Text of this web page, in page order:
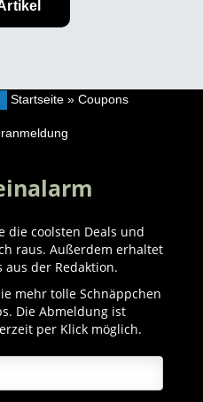
Startseite» Coupons
die coolsten Deals und
raus. Außerdem erhaltet
aus der Redaktion.
mehr tolle Schnäppchen
Die Abmeldung ist
per Klick möglich.